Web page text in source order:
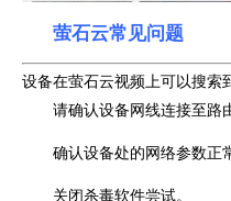
萤石云常见问题
设备在萤石云视频上可以搜索
请确认设备网线连接至路
确认设备处的网络参数正
关闭杀毒软件尝试。